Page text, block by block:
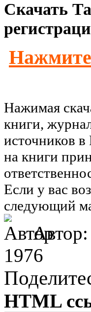
Скачать
Нажмите
Нажимая
книги,
источников в
на книги
Если у вас
следующий
Автор:
1976
HTML